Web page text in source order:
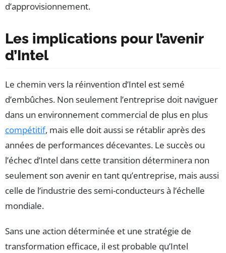
d’approvisionnement.
Les implications pour l’avenir
d’Intel
Le chemin vers la réinvention d’Intel est semé
d’embûches. Non seulement l’entreprise doit naviguer
dans un environnement commercial de plus en plus
compétitif, mais elle doit aussi se rétablir après des
années de performances décevantes. Le succès ou
l’échec d’Intel dans cette transition déterminera non
seulement son avenir en tant qu’entreprise, mais aussi
celle de l’industrie des semi-conducteurs à l’échelle
mondiale.
Sans une action déterminée et une stratégie de
transformation efficace, il est probable qu’Intel